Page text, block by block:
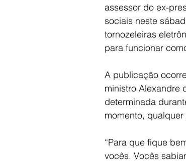
assessor do ex-
sociais neste
tornozeleiras
para funcionar
A publicação
ministro Alexandre
determinada
momento,
“Para que fique
vocês. Vocês